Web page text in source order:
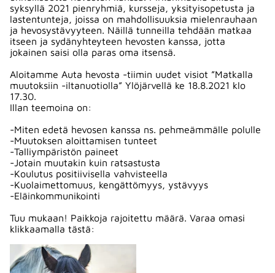
syksyllä 2021 pienryhmiä, kursseja, yksityisopetusta ja
lastentunteja, joissa on mahdollisuuksia mielenrauhaan
ja hevosystävyyteen. Näillä tunneilla tehdään matkaa
itseen ja sydänyhteyteen hevosten kanssa, jotta
jokainen saisi olla paras oma itsensä.
Aloitamme Auta hevosta -tiimin uudet visiot ”Matkalla
muutoksiin -iltanuotiolla” Ylöjärvellä ke 18.8.2021 klo
17.30.
Illan teemoina on:
-Miten edetä hevosen kanssa ns. pehmeämmälle polulle
-Muutoksen aloittamisen tunteet
-Talliympäristön paineet
-Jotain muutakin kuin ratsastusta
-Koulutus positiivisella vahvisteella
-Kuolaimettomuus, kengättömyys, ystävyys
-Eläinkommunikointi
Tuu mukaan! Paikkoja rajoitettu määrä. Varaa omasi
klikkaamalla tästä: